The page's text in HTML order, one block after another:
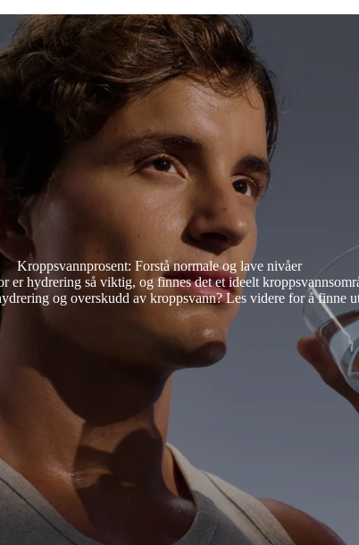
Kroppsvannprosent: Forstå normale og lave nivåer
hydrering så viktig, og finnes det et ideelt
og overskudd av kroppsvann? Les videre for å finne